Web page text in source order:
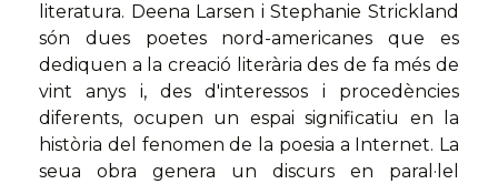
literatura. Deena Larsen i Stephanie Strickland
són dues poetes nord-americanes que es
dediquen a la creació literària des de fa més de
vint anys i, des d'interessos i procedències
diferents, ocupen un espai significatiu en la
història del fenomen de la poesia a Internet. La
seua obra genera un discurs en paral·lel